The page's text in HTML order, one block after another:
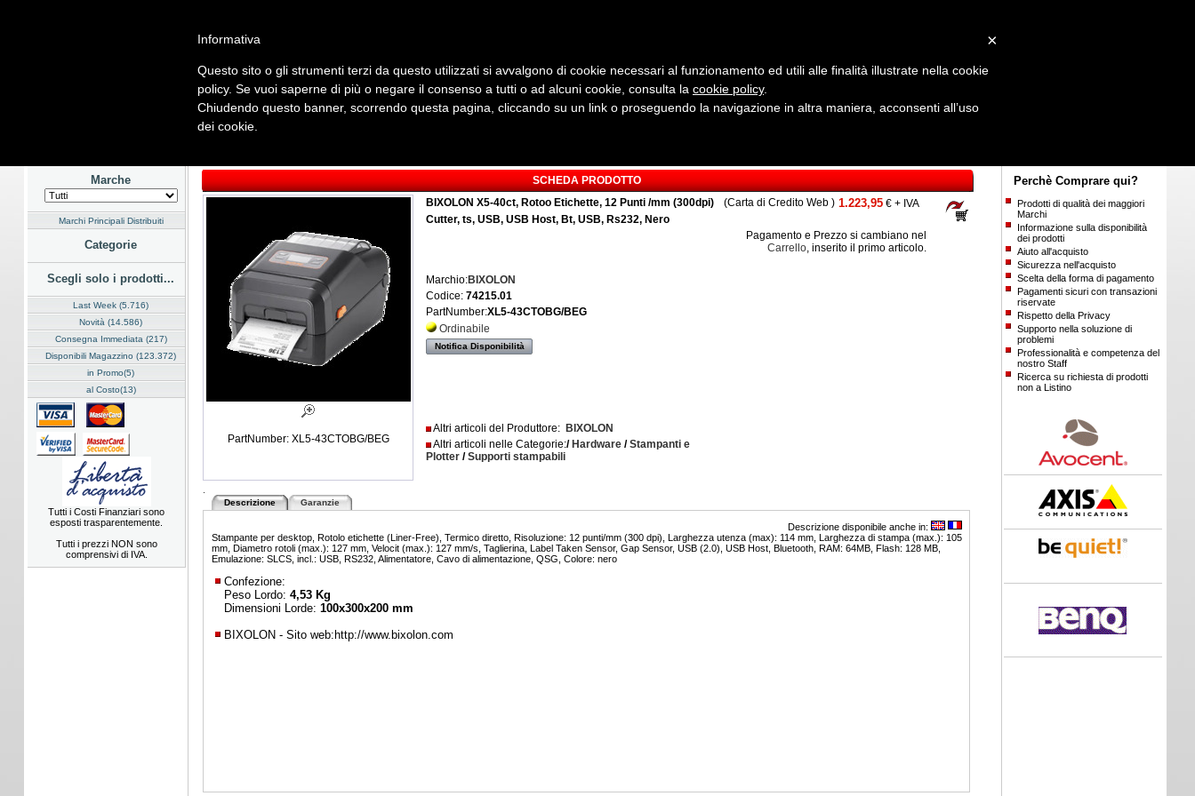
Dati Cliente Servizi Company
Cerca:
Fotografia Telefonia Audio Video Energia Sicurezza e Automazione Servizi
Robotica
Marche
Marchi Principali Distribuiti
Categorie
Scegli solo i prodotti...
Last Week (5.716)
Novità (14.586)
Consegna Immediata (217)
Disponibili Magazzino (123.372)
in Promo(5)
al Costo(13)
Tutti i Costi Finanziari sono
esposti trasparentemente.
Tutti i prezzi NON sono
comprensivi di IVA.
SCHEDA PRODOTTO
PartNumber: XL5-43CTOBG/BEG
BIXOLON X5-40ct, Rotoo Etichette, 12 Punti /mm (300dpi) (Carta di Credito Web ) 1.223,95 € + IVA
Cutter, ts, USB, USB Host, Bt, USB, Rs232, Nero
Pagamento e Prezzo si cambiano nel
Carrello, inserito il primo articolo.
Marchio:BIXOLON
Codice: 74215.01
PartNumber:XL5-43CTOBG/BEG
Ordinabile
Notifica Disponibilità
Altri articoli del Produttore: BIXOLON
Altri articoli nelle Categorie:/ Hardware /Stampanti e
Plotter /Supporti stampabili
Descrizione Garanzie
Descrizione disponibile anche in:
Stampante per desktop, Rotolo etichette (Liner-Free), Termico diretto, Risoluzione: 12 punti/mm (300 dpi), Larghezza utenza (max): 114 mm, Larghezza di stampa (max.): 105
mm, Diametro rotoli (max.): 127 mm, Velocit (max.): 127 mm/s, Taglierina, Label Taken Sensor, Gap Sensor, USB (2.0), USB Host, Bluetooth, RAM: 64MB, Flash: 128 MB,
Emulazione: SLCS, incl.: USB, RS232, Alimentatore, Cavo di alimentazione, QSG, Colore: nero
Confezione:
Peso Lordo: 4,53 Kg
Dimensioni Lorde: 100x300x200 mm
BIXOLON - Sito web: http://www.bixolon.com
Perchè Comprare qui?
Prodotti di qualità dei maggiori
Marchi
Informazione sulla disponibilità
dei prodotti
Aiuto all'acquisto
Sicurezza nell'acquisto
Scelta della forma di pagamento
Pagamenti sicuri con transazioni
riservate
Rispetto della Privacy
Supporto nella soluzione di
problemi
Professionalità e competenza del
nostro Staff
Ricerca su richiesta di prodotti
non a Listino
×
Informativa
Questo sito o gli strumenti terzi da questo utilizzati si avvalgono di cookie necessari al funzionamento ed utili alle finalità illustrate nella cookie
policy. Se vuoi saperne di più o negare il consenso a tutti o ad alcuni cookie, consulta la cookie policy.
Chiudendo questo banner, scorrendo questa pagina, cliccando su un link o proseguendo la navigazione in altra maniera, acconsenti all’uso
dei cookie.